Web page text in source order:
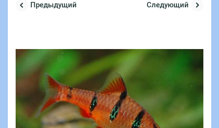
Предыдущий Следующий